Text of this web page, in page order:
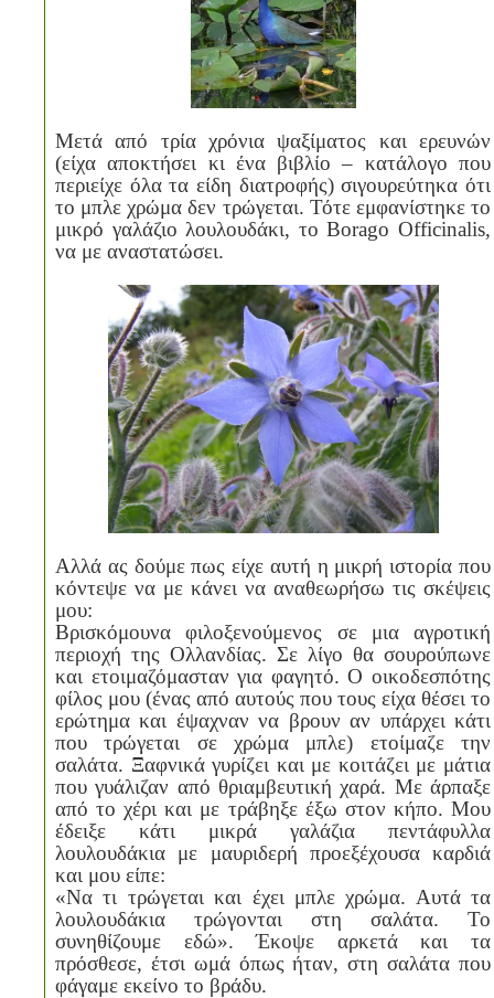
Μετά από τρία χρόνια ψαξίματος και ερευνών
(είχα αποκτήσει κι ένα βιβλίο – κατάλογο που
περιείχε όλα τα είδη διατροφής) σιγουρεύτηκα ότι
το μπλε χρώμα δεν τρώγεται. Τότε εμφανίστηκε το
μικρό γαλάζιο λουλουδάκι, τοBorago Officinalis,
να με αναστατώσει.
Αλλά ας δούμε πως είχε αυτή η μικρή ιστορία που
κόντεψε να με κάνει να αναθεωρήσω τις σκέψεις
μου:
Βρισκόμουνα φιλοξενούμενος σε μια αγροτική
περιοχή της Ολλανδίας. Σε λίγο θα σουρούπωνε
και ετοιμαζόμασταν για φαγητό. Ο οικοδεσπότης
φίλος μου (ένας από αυτούς που τους είχα θέσει το
ερώτημα και έψαχναν να βρουν αν υπάρχει κάτι
που τρώγεται σε χρώμα μπλε) ετοίμαζε την
σαλάτα. Ξαφνικά γυρίζει και με κοιτάζει με μάτια
που γυάλιζαν από θριαμβευτική χαρά. Με άρπαξε
από το χέρι και με τράβηξε έξω στον κήπο. Μου
έδειξε κάτι μικρά γαλάζια πεντάφυλλα
λουλουδάκια με μαυριδερή προεξέχουσα καρδιά
και μου είπε:
«Να τι τρώγεται και έχει μπλε χρώμα. Αυτά τα
λουλουδάκια τρώγονται στη σαλάτα. Το
συνηθίζουμε εδώ». Έκοψε αρκετά και τα
πρόσθεσε, έτσι ωμά όπως ήταν, στη σαλάτα που
φάγαμε εκείνο το βράδυ.